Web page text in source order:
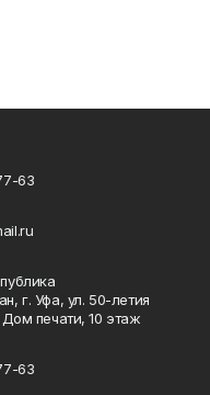
63
г. Уфа, ул. 50-летия
Дом печати, 10 этаж
63